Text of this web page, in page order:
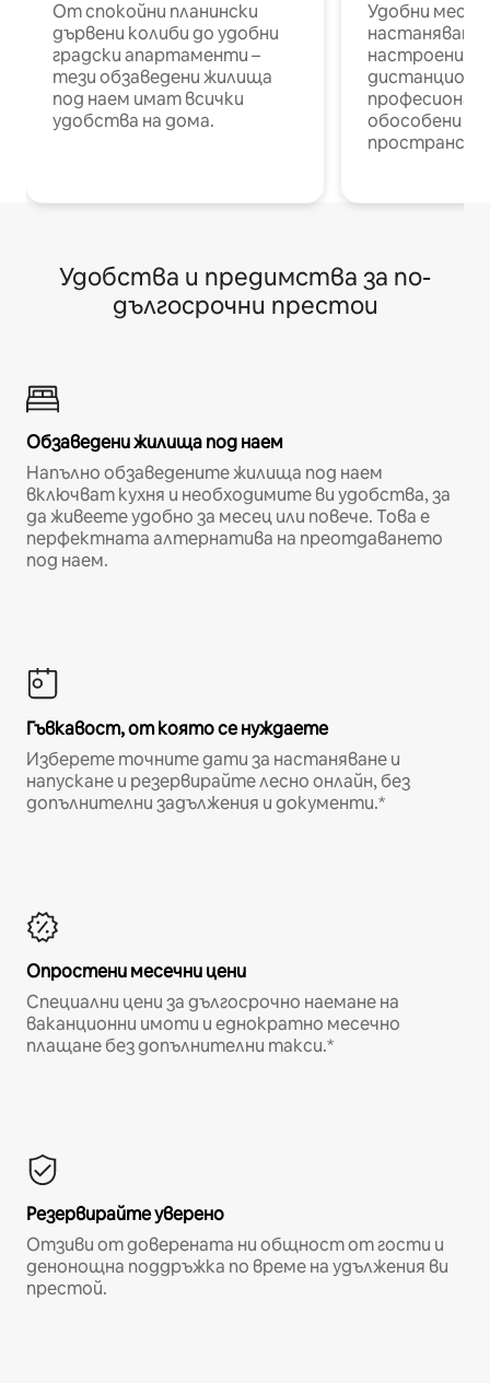
От спокойни планински
дървени колиби до удобни
градски апартаменти –
тези обзаведени жилища
под наем имат всички
удобства на дома.
Удобни
настаняване
настроени и
обособени
Удобства и предимства за по-
дългосрочни престои
Обзаведени жилища под наем
Напълно обзаведените жилища под наем
включват кухня и необходимите ви удобства, за
да живеете удобно за месец или повече. Това е
перфектната алтернатива на преотдаването
под наем.
Гъвкавост, от която се нуждаете
Изберете точните дати за настаняване и
напускане и резервирайте лесно онлайн, без
допълнителни задължения и документи.*
Опростени месечни цени
Специални цени за дългосрочно наемане на
ваканционни имоти и еднократно месечно
плащане без допълнителни такси.*
Резервирайте уверено
Отзиви от доверената ни общност от гости и
денонощна поддръжка по време на удължения ви
престой.